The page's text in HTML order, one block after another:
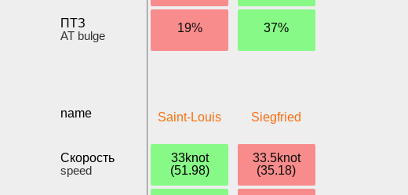
ПТЗ
AT bulge
name
Скорость
speed
19%
Saint-Louis
33knot
(51.98)
37%
Siegfried
33.5knot
(35.18)